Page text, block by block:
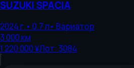
SUZUKISPACIA
2024г.• 0.7л• Вариатор
3 000км
1 220 000 ¥Лот: 3084